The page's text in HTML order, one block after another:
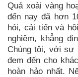
Quả xoài vàng
đến nay đã hơn
hỏi, cải tiến và
nghiệm, khẳng
Chúng tôi, với sự
đem đến cho
hoàn hảo nhất.